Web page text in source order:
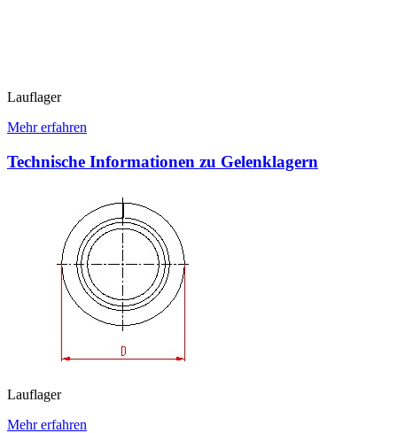
Lauflager
Mehr erfahren
Technische Informationen zu Gelenklagern
Lauflager
Mehr erfahren